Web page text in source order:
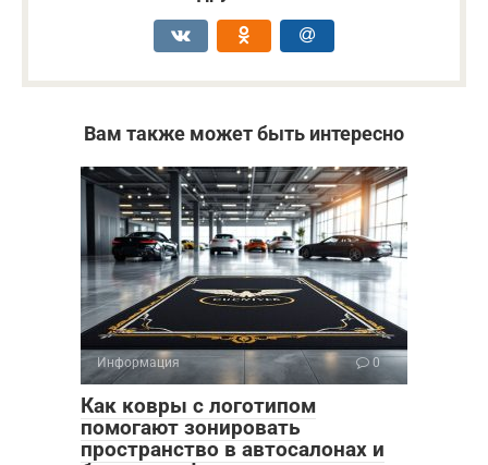
Вам также может быть интересно
Информация 0
Как ковры с логотипом
помогают зонировать
пространство в автосалонах и